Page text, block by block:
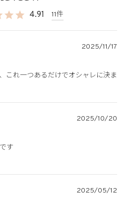
4.91 11
2025/11/17
これ一つあるだけでオシャレに決ま
2025/10/20
す
2025/05/12